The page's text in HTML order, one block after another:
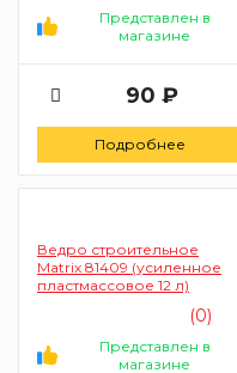
Представлен в
магазине
90 ₽
Подробнее
Ведро строительное
Matrix 81409 (усиленное
пластмассовое 12 л)
(0)
Представлен в
магазине